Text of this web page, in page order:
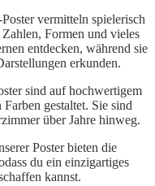
vermitteln spielerisch
Formen und vieles
entdecken, während sie
erkunden.
sind auf hochwertigem
gestaltet. Sie sind
über Jahre hinweg.
Poster bieten die
du ein einzigartiges
kannst.